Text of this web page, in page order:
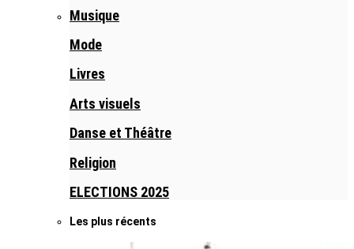
Musique
Mode
Livres
Arts visuels
Danse et Théâtre
Religion
ELECTIONS 2025
Les plus récents